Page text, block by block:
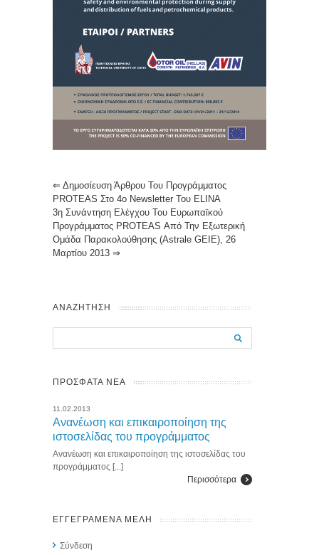
⇐ Δημοσίευση Άρθρου Του Προγράμματος
PROTEAS Στο 4ο Newsletter Του ELINA
3η Συνάντηση Ελέγχου Του Ευρωπαϊκού
Προγράμματος PROTEAS Από Την Εξωτερική
Ομάδα Παρακολούθησης (Astrale GEIE), 26
Μαρτίου 2013 ⇒
ΑΝΑΖΗΤΗΣΗ
ΠΡΟΣΦΑΤΑ ΝΕΑ
11.02.2013
Ανανέωση και επικαιροποίηση της
ιστοσελίδας του προγράμματος
Ανανέωση και επικαιροποίηση της ιστοσελίδας του
προγράμματος [...]
Περισσότερα
ΕΓΓΕΓΡΑΜΕΝΑ ΜΕΛΗ
Σύνδεση